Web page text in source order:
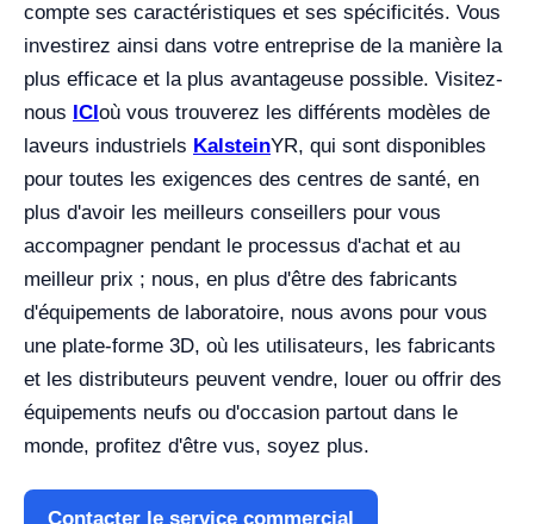
compte ses caractéristiques et ses spécificités. Vous
investirez ainsi dans votre entreprise de la manière la
plus efficace et la plus avantageuse possible. Visitez-
nous ICIoù vous trouverez les différents modèles de
laveurs industriels KalsteinYR, qui sont disponibles
pour toutes les exigences des centres de santé, en
plus d'avoir les meilleurs conseillers pour vous
accompagner pendant le processus d'achat et au
meilleur prix ; nous, en plus d'être des fabricants
d'équipements de laboratoire, nous avons pour vous
une plate-forme 3D, où les utilisateurs, les fabricants
et les distributeurs peuvent vendre, louer ou offrir des
équipements neufs ou d'occasion partout dans le
monde, profitez d'être vus, soyez plus.
Contacter le service commercial